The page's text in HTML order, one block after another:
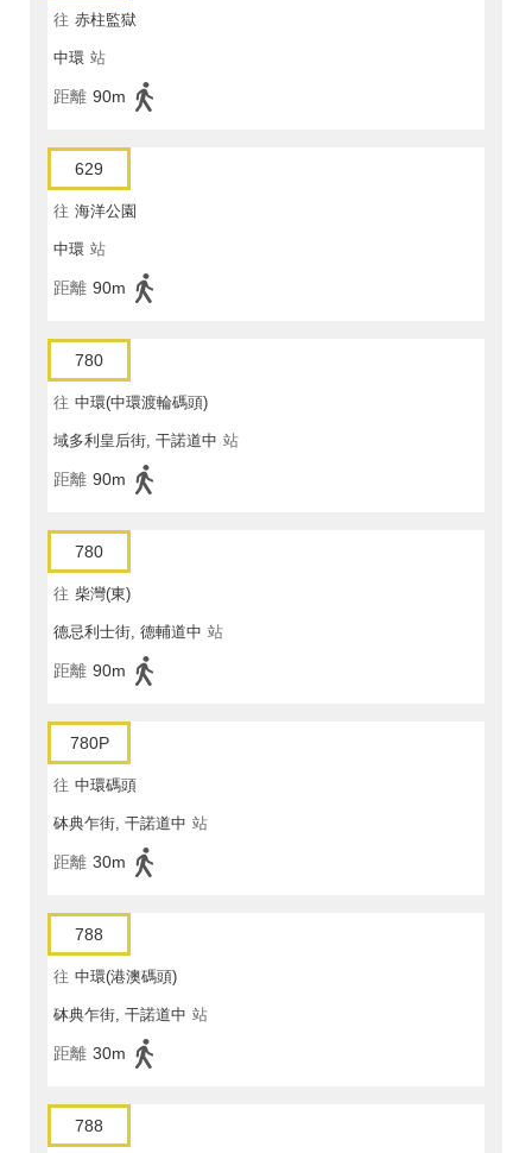
往 赤柱監獄
中環 站
距離 90m
629
往 海洋公園
中環 站
距離 90m
780
往 中環(中環渡輪碼頭)
域多利皇后街, 干諾道中 站
距離 90m
780
往 柴灣(東)
德忌利士街, 德輔道中 站
距離 90m
780P
往 中環碼頭
砵典乍街, 干諾道中 站
距離 30m
788
往 中環(港澳碼頭)
砵典乍街, 干諾道中 站
距離 30m
788